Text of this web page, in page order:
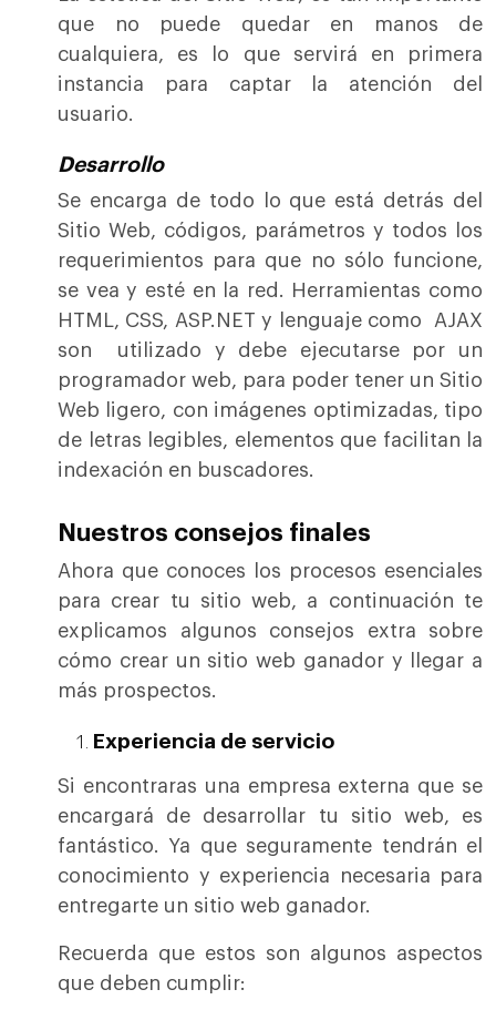
que no puede quedar en manos de
cualquiera, es lo que servirá en primera
instancia para captar la atención del
usuario.
Desarrollo
Se encarga de todo lo que está detrás del
Sitio Web, códigos, parámetros y todos los
requerimientos para que no sólo funcione,
se vea y esté en la red. Herramientas como
HTML, CSS, ASP.NET y lenguaje como AJAX
son utilizado y debe ejecutarse por un
programador web, para poder tener un Sitio
Web ligero, con imágenes optimizadas, tipo
de letras legibles, elementos que facilitan la
indexación en buscadores.
Nuestros consejos finales
Ahora que conoces los procesos esenciales
para crear tu sitio web, a continuación te
explicamos algunos consejos extra sobre
cómo crear un sitio web ganador y llegar a
más prospectos.
Experiencia de servicio
Si encontraras una empresa externa que se
encargará de desarrollar tu sitio web, es
fantástico. Ya que seguramente tendrán el
conocimiento y experiencia necesaria para
entregarte un sitio web ganador.
Recuerda que estos son algunos aspectos
que deben cumplir: